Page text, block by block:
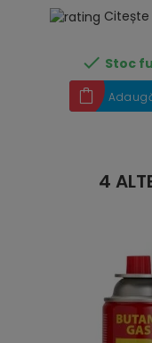
 Stoc
4